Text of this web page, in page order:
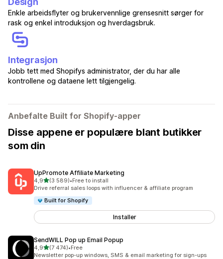
Enkle arbeidsflyter og brukervennlige grensesnitt sørger for
rask og enkel introduksjon og hverdagsbruk.
Integrasjon
Jobb tett med Shopifys administrator, der du har alle
kontrollene og dataene lett tilgjengelig.
Anbefalte Built for Shopify-apper
Disse appene er populære blant butikker
som din
UpPromote Affiliate Marketing
4,9av 5 stjerner
(3 589)
Totalt 3589 omtaler
•Free to install
Drive referral sales loops with influencer & affiliate program
Built for Shopify
Installer
SendWILL Pop up Email Popup
4,9av 5 stjerner
(7 474)
Totalt 7474 omtaler
•Free
Newsletter pop-up windows, SMS & email marketing for sign-ups